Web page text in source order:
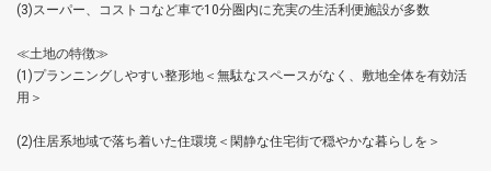
(3)スーパー、コストコなど車で10分圏内に充実の生活利便施設が多数
≪土地の特徴≫
(1)プランニングしやすい整形地＜無駄なスペースがなく、敷地全体を有効活
用＞
(2)住居系地域で落ち着いた住環境＜閑静な住宅街で穏やかな暮らしを＞